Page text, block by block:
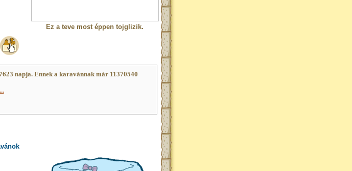
Ez a teve most éppen tojglizik.
napja. Ennek a karavánnak már 11370540